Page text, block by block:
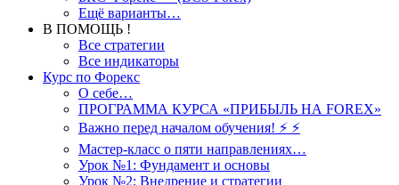
Ещё варианты…
В ПОМОЩЬ !
Все стратегии
Все индикаторы
Курс по Форекс
О себе…
ПРОГРАММА КУРСА «ПРИБЫЛЬ НА FOREX»
Важно перед началом обучения! ⚡ ⚡
Мастер-класс о пяти направлениях…
Урок №1: Фундамент и основы
Урок №2: Внедрение и стратегии